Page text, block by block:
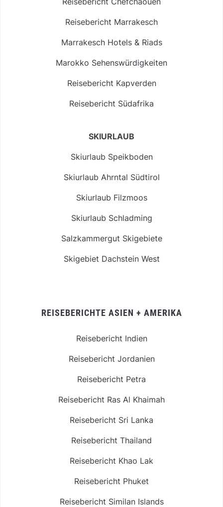
Reisebericht Marrakesch
Marrakesch Hotels & Riads
Marokko Sehenswürdigkeiten
Reisebericht Kapverden
Reisebericht Südafrika
SKIURLAUB
Skiurlaub Speikboden
Skiurlaub Ahrntal Südtirol
Skiurlaub Filzmoos
Skiurlaub Schladming
Salzkammergut Skigebiete
Skigebiet Dachstein West
REISEBERICHTE ASIEN + AMERIKA
Reisebericht Indien
Reisebericht Jordanien
Reisebericht Petra
Reisebericht Ras Al Khaimah
Reisebericht Sri Lanka
Reisebericht Thailand
Reisebericht Khao Lak
Reisebericht Phuket
Reisebericht Similan Islands